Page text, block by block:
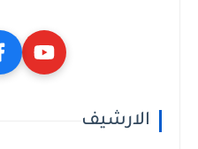
الارشيف